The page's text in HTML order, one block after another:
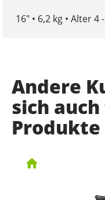
16″ • 6,2 kg • Alter 4
Andere
sich
Produkte